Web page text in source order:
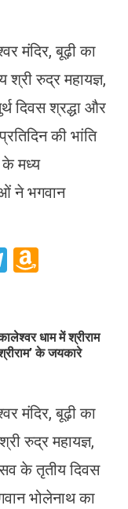
मंदिर, बूढ़ी का
श्री रुद्र महायज्ञ,
दिवस श्रद्धा और
की भांति
के मध्य
ने भगवान
Telegram
धाम में श्रीराम
के जयकारे
मंदिर, बूढ़ी का
रुद्र महायज्ञ,
के तृतीय दिवस
भोलेनाथ का